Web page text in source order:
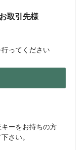
取引先様
ってください
ーをお持ちの方
さい。